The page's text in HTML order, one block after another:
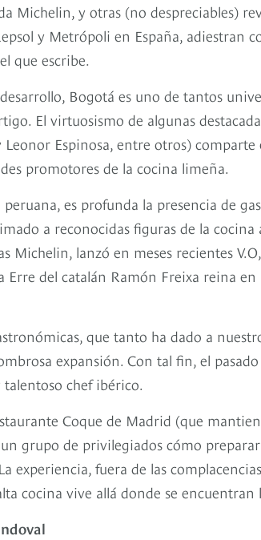
Michelin, y otras (no despreciables)
y Metrópoli en España, adiestran
que escribe.
Bogotá es uno de tantos
El virtuosismo de algunas
Leonor Espinosa, entre otros)
promotores de la cocina limeña.
peruana, es profunda la presencia de
a reconocidas figuras de la
Michelin, lanzó en meses recientes
Erre del catalán Ramón Freixa reina
que tanto ha dado a
expansión. Con tal fin, el
chef ibérico.
Coque de Madrid (que
grupo de privilegiados cómo
experiencia, fuera de las
cocina vive allá donde se